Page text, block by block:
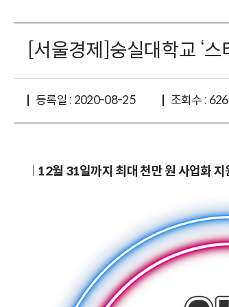
[서울경제]숭실대학교 ‘
등록일 : 2020-08-25 조회수 :
12월 31일까지 최대 천만 원 사업화